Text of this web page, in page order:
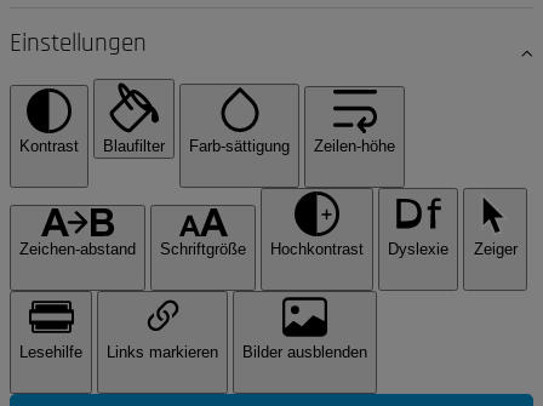
Einstellungen
Kontrast Blaufilter Farb-sättigung Zeilen-höhe
Zeichen-abstand Schriftgröße Hochkontrast Dyslexie Zeiger
Lesehilfe Links markieren Bilder ausblenden